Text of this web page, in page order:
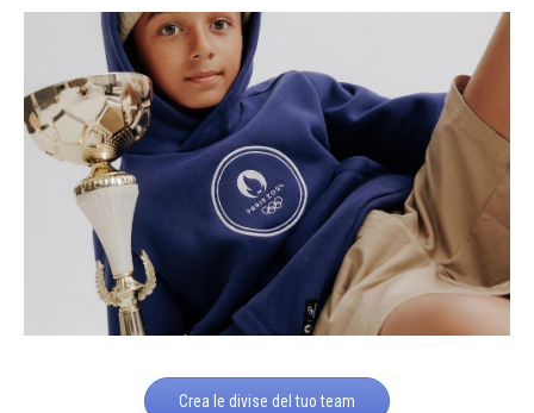
Crea le divise del tuo team